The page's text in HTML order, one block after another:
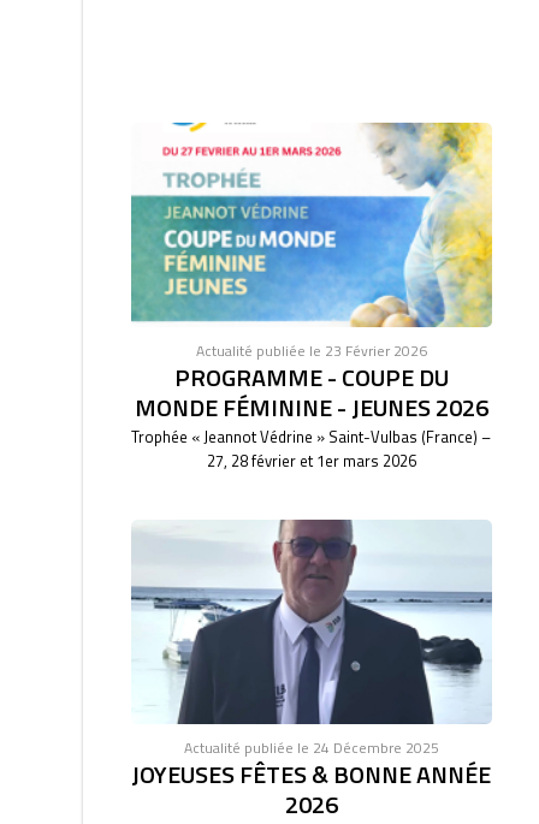
Actualité publiée le 23 Février 2026
PROGRAMME - COUPE DU
MONDE FÉMININE - JEUNES 2026
Trophée « Jeannot Védrine » Saint-Vulbas (France) –
27, 28 février et 1er mars 2026
Actualité publiée le 24 Décembre 2025
JOYEUSES FÊTES & BONNE ANNÉE
2026